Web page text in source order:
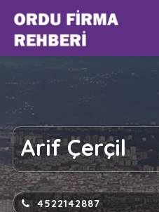
Arif Çerçil
4522142887